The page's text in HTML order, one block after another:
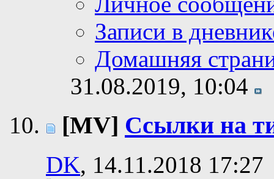
Записи в
Домашняя
31.08.2019, 10:04
[MV] Ссылки на
DK, 14.11.2018 17:27